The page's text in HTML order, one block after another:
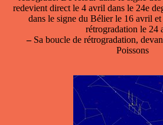
redevient direct le 4 avril dans le 24e
dans le signe du Bélier le 16 avril et
rétrogradation le 24
–Sa boucle de rétrogradation,
Poissons